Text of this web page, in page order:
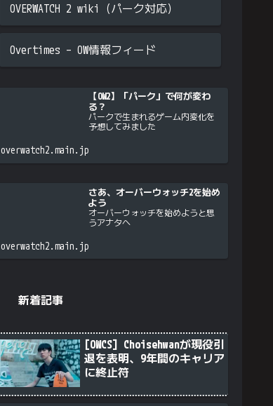
OVERWATCH 2 wiki（パーク対応）
Overtimes – OW情報フィード
【OW2】「パーク」で何が変わ
る？
パークで生まれるゲーム内変化を
予想してみました
overwatch2.main.jp
さあ、オーバーウォッチ2を始め
よう
オーバーウォッチを始めようと思
うアナタへ
overwatch2.main.jp
新着記事
[OWCS] Choisehwanが現役引
退を表明、9年間のキャリア
に終止符